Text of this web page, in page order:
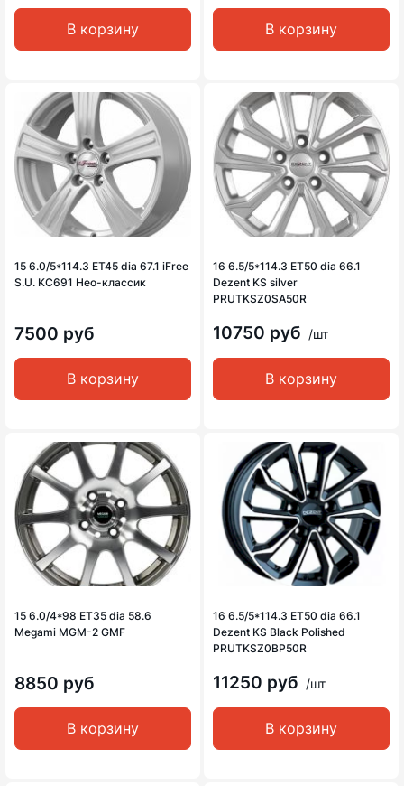
В корзину В корзину
15 6.0/5*114.3 ET45 dia 67.1 iFree
S.U. KC691 Нео-классик
7500 руб
В корзину
16 6.5/5*114.3 ET50 dia 66.1
Dezent KS silver
PRUTKSZ0SA50R
10750 руб /шт
В корзину
15 6.0/4*98 ET35 dia 58.6
Megami MGM-2 GMF
8850 руб
В корзину
16 6.5/5*114.3 ET50 dia 66.1
Dezent KS Black Polished
PRUTKSZ0BP50R
11250 руб /шт
В корзину